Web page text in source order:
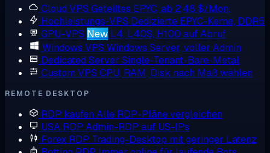
Cloud VPS Geteiltes EPYC, ab 2,48 $/Mon.
Hochleistungs-VPS Dedizierte EPYC-Kerne, DDR5
GPU-VPS New L4, L40S, H100 auf Abruf
Windows VPS Windows Server, voller Admin
Dedicated Server Single-Tenant-Bare-Metal
Custom VPS CPU, RAM, Disk nach Maß wählen
REMOTE DESKTOP
RDP kaufen Alle RDP-Pläne vergleichen
USA RDP Admin-RDP auf US-IPs
Forex RDP Trading-Desktop mit geringer Latenz